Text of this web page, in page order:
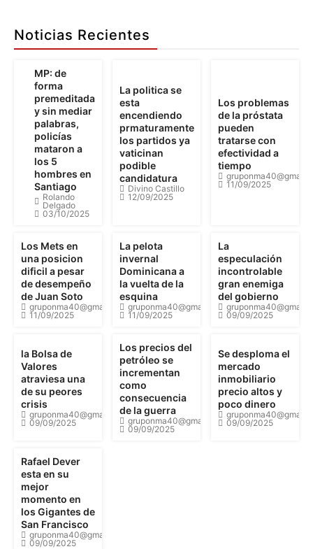
Aquí
Detalles
Noticias Recientes
MP: de
forma
premeditada
y sin mediar
palabras,
policías
mataron a
los 5
hombres en
Santiago
Rolando
Delgado
03/10/2025
La politica se
esta
encendiendo
prmaturamente
los partidos ya
vaticinan
podible
candidatura
Divino Castillo
12/09/2025
Los problemas
de la próstata
pueden
tratarse con
efectividad a
tiempo
11/09/2025
Los Mets en
una posicion
dificil a pesar
de desempeño
de Juan Soto
gruponma40@gmail.com
11/09/2025
La pelota
invernal
Dominicana a
la vuelta de la
esquina
gruponma40@gmail.com
11/09/2025
La
especulación
incontrolable
gran enemiga
del gobierno
09/09/2025
la Bolsa de
Valores
atraviesa una
de su peores
crisis
gruponma40@gmail.com
09/09/2025
Los precios del
petróleo se
incrementan
como
consecuencia
de la guerra
gruponma40@gmail.com
09/09/2025
Se desploma el
mercado
inmobiliario
precio altos y
poco dinero
09/09/2025
Rafael Dever
esta en su
mejor
momento en
los Gigantes de
San Francisco
gruponma40@gmail.com
09/09/2025